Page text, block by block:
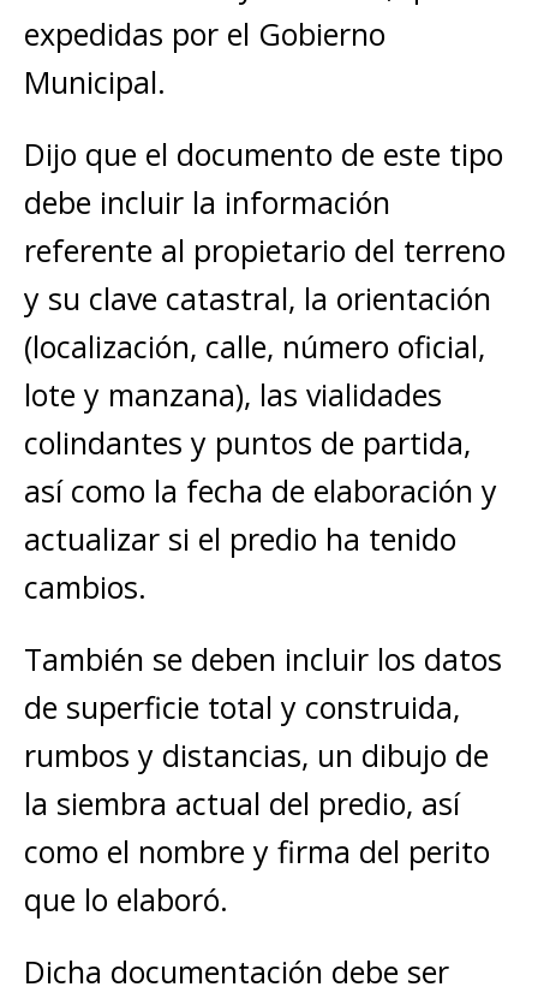
expedidas por el Gobierno
Municipal.
Dijo que el documento de este tipo
debe incluir la información
referente al propietario del terreno
y su clave catastral, la orientación
(localización, calle, número oficial,
lote y manzana), las vialidades
colindantes y puntos de partida,
así como la fecha de elaboración y
actualizar si el predio ha tenido
cambios.
También se deben incluir los datos
de superficie total y construida,
rumbos y distancias, un dibujo de
la siembra actual del predio, así
como el nombre y firma del perito
que lo elaboró.
Dicha documentación debe ser